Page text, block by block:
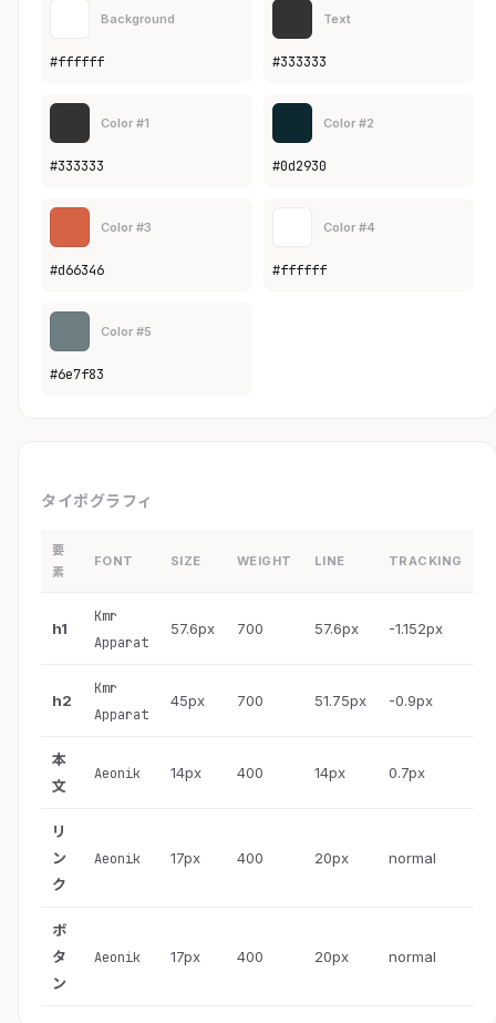
Background
#ffffff
Text
#333333
Color #1
#333333
Color #2
#0d2930
Color #3
#d66346
Color #4
#ffffff
Color #5
#6e7f83
タイポグラフィ
要
素
FONT SIZE WEIGHT LINE TRACKING
h1
Kmr
Apparat
57.6px 700 57.6px -1.152px
h2
Kmr
Apparat
45px 700 51.75px -0.9px
本
文
Aeonik 14px 400 14px 0.7px
リ
ン
ク
Aeonik 17px 400 20px normal
ボ
タ
ン
Aeonik 17px 400 20px normal